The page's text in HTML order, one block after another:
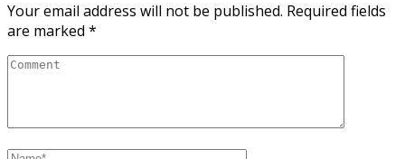
Your email address will not be published. Required fields
are marked *